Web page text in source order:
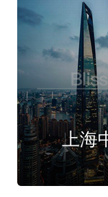
上海